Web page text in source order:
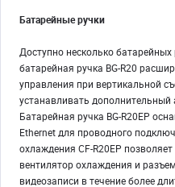
Батарейные ручки
Доступно несколько
батарейная ручка BG-R20
управления при вертикальной
устанавливать дополнительный
Батарейная ручка BG-R20EP
Ethernet для проводного
охлаждения CF-R20EP
вентилятор охлаждения и
видеозаписи в течение более